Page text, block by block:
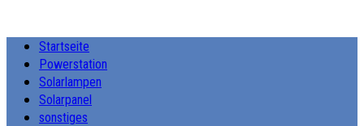
Startseite
Powerstation
Solarlampen
Solarpanel
sonstiges